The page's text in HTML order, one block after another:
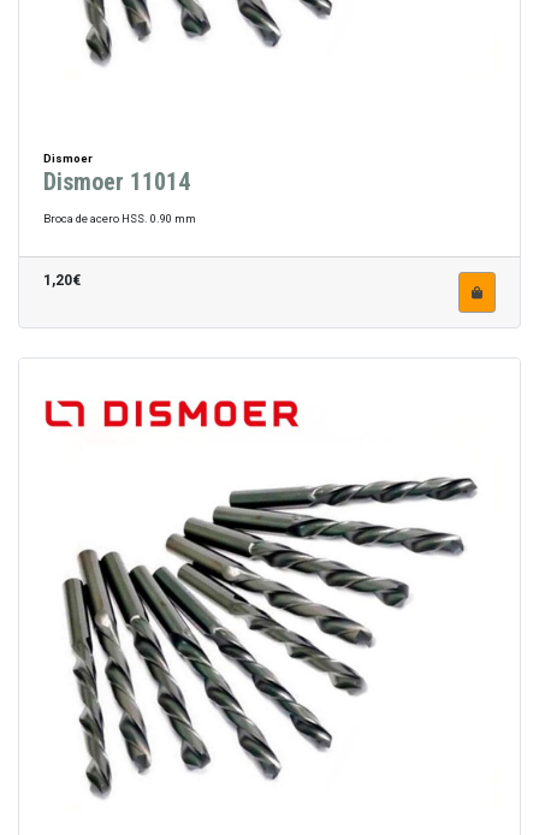
Dismoer
Dismoer 11014
Broca de acero HSS. 0.90 mm
1,20€